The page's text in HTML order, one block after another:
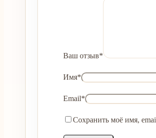
Ваш отзыв*
Имя*
Email*
Сохранить моё имя,